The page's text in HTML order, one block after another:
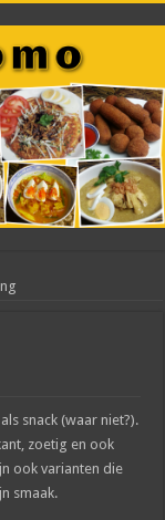
snack (waar niet?).
zoetig en ook
ook varianten die
smaak.